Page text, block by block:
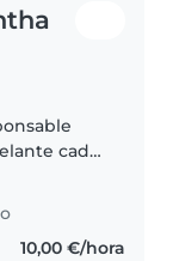
cada
10,00 €/hora